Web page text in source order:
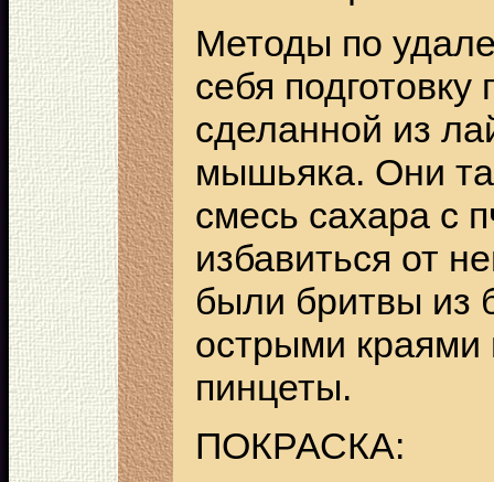
Методы по
себя
сделанной из
мышьяка. Они
смесь сахара с
избавиться от
были бритвы из
острыми
пинцеты.
ПОКРАСКА: